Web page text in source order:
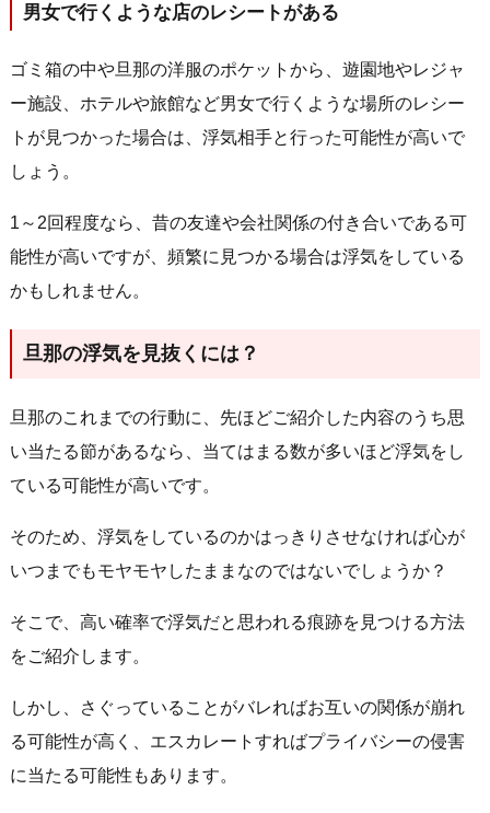
男女で行くような店のレシートがある
ゴミ箱の中や旦那の洋服のポケットから、遊園地やレジャ
ー施設、ホテルや旅館など男女で行くような場所のレシー
トが見つかった場合は、浮気相手と行った可能性が高いで
しょう。
1～2回程度なら、昔の友達や会社関係の付き合いである可
能性が高いですが、頻繁に見つかる場合は浮気をしている
かもしれません。
旦那の浮気を見抜くには？
旦那のこれまでの行動に、先ほどご紹介した内容のうち思
い当たる節があるなら、当てはまる数が多いほど浮気をし
ている可能性が高いです。
そのため、浮気をしているのかはっきりさせなければ心が
いつまでもモヤモヤしたままなのではないでしょうか？
そこで、高い確率で浮気だと思われる痕跡を見つける方法
をご紹介します。
しかし、さぐっていることがバレればお互いの関係が崩れ
る可能性が高く、エスカレートすればプライバシーの侵害
に当たる可能性もあります。